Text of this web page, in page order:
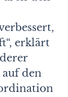
erklärt
den